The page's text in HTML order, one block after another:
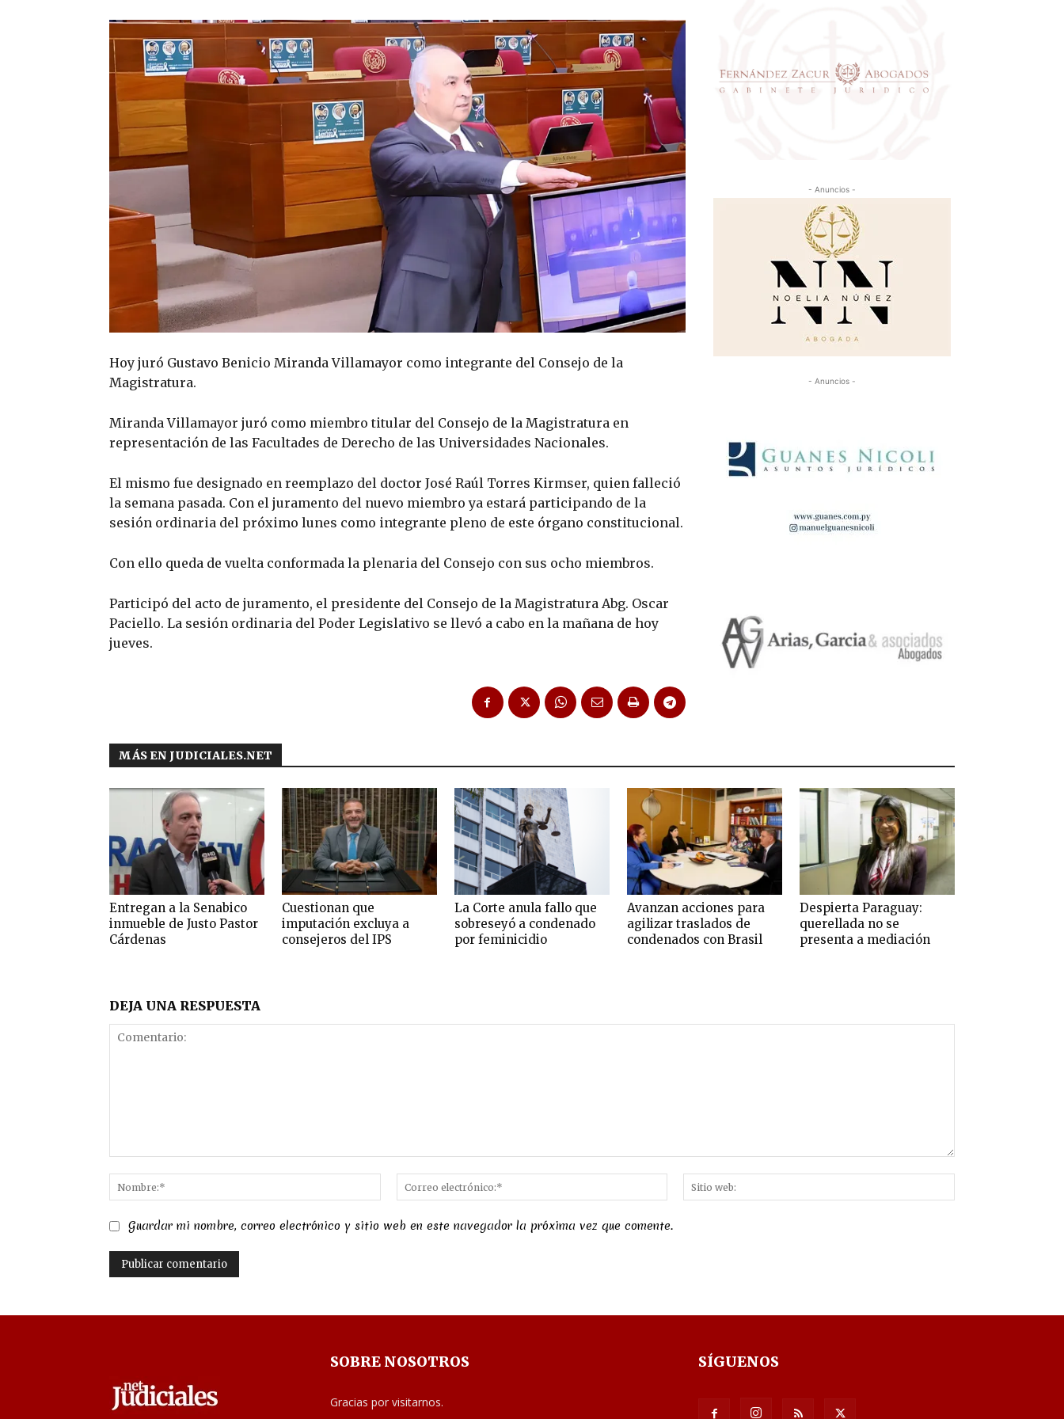
Hoy juró Gustavo Benicio Miranda Villamayor como integrante del Consejo de la
Magistratura.
Miranda Villamayor juró como miembro titular del Consejo de la Magistratura en
representación de las Facultades de Derecho de las Universidades Nacionales.
El mismo fue designado en reemplazo del doctor José Raúl Torres Kirmser, quien falleció
la semana pasada. Con el juramento del nuevo miembro ya estará participando de la
sesión ordinaria del próximo lunes como integrante pleno de este órgano constitucional.
Con ello queda de vuelta conformada la plenaria del Consejo con sus ocho miembros.
Participó del acto de juramento, el presidente del Consejo de la Magistratura Abg. Oscar
Paciello. La sesión ordinaria del Poder Legislativo se llevó a cabo en la mañana de hoy
jueves.
- Anuncios -
- Anuncios -
MÁS EN JUDICIALES.NET
Entregan a la Senabico
inmueble de Justo Pastor
Cárdenas
Cuestionan que
imputación excluya a
consejeros del IPS
La Corte anula fallo que
sobreseyó a condenado
por feminicidio
Avanzan acciones para
agilizar traslados de
condenados con Brasil
Despierta Paraguay:
querellada no se
presenta a mediación
DEJA UNA RESPUESTA
Nombre:*
Correo
electrónico:*
web:
Guardar mi nombre, correo electrónico y sitio web en este navegador la próxima vez que comente.
SOBRE NOSOTROS
Gracias por visitarnos.
SÍGUENOS